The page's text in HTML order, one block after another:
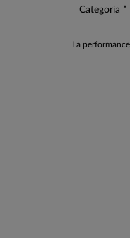
Categoria *
La